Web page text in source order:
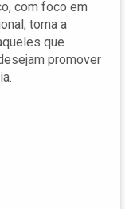
com foco em
torna a
que
promover